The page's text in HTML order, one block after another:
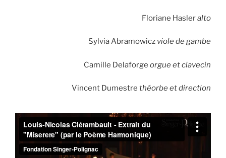
Floriane Hasleralto
Sylvia Abramowicz viole de gambe
Camille Delaforge orgue et clavecin
Vincent Dumestre théorbe et direction